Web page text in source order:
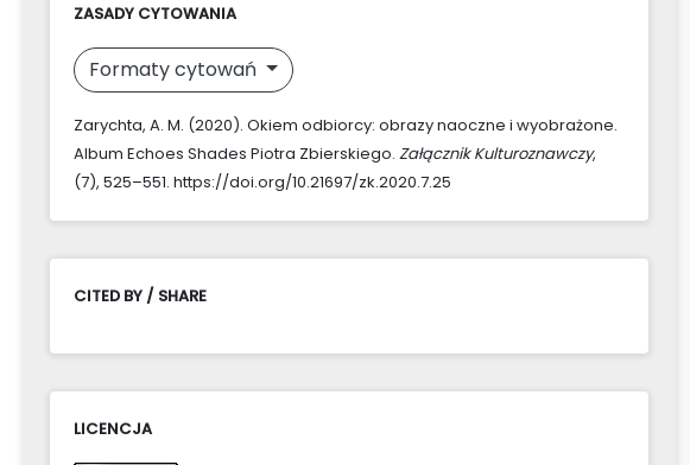
ZASADY CYTOWANIA
Formaty cytowań
Zarychta, A. M. (2020). Okiem odbiorcy: obrazy naoczne i wyobrażone.
Album Echoes Shades Piotra Zbierskiego. Załącznik Kulturoznawczy,
(7), 525–551. https://doi.org/10.21697/zk.2020.7.25
CITED BY / SHARE
LICENCJA